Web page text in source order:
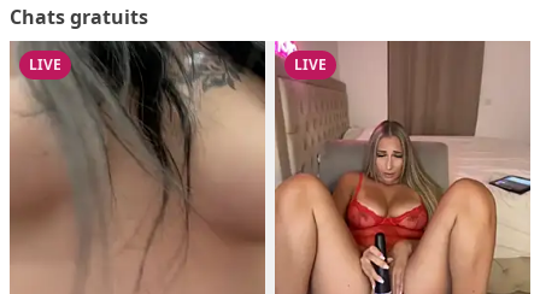
Chats gratuits